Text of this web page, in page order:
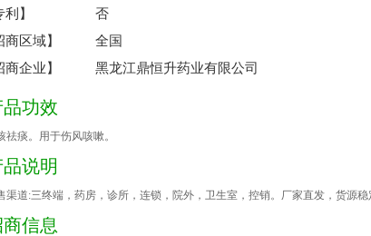
利】
否
商区域】
全国
商企业】
黑龙江鼎恒升药业有限公司
品功效
祛痰。用于伤风咳嗽。
品说明
渠道:三终端，药房，诊所，连锁，院外，卫生室，控销。厂家直发，货源稳
信息